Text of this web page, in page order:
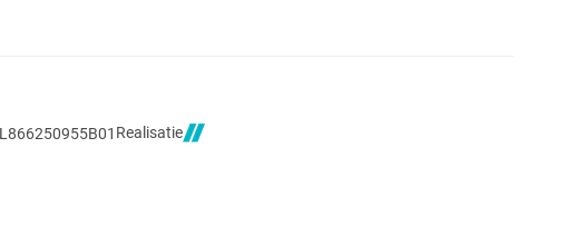
Realisatie